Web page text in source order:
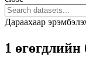
Дараахаар
1 өгөгдлийн